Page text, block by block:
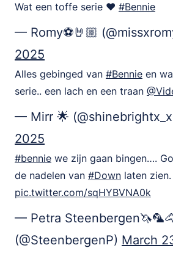
Wat een toffe serie ❤️ #Bennie
— Romy⚽️🤘🏼
2025
Alles gebinged van #Bennie en
serie.. een lach en een traan
— Mirr 🌟
2025
#bennie we zijn gaan bingen….
de nadelen van #Down laten zien.
pic.twitter.com/sqHYBVNA0k
— Petra
(@SteenbergenP) March